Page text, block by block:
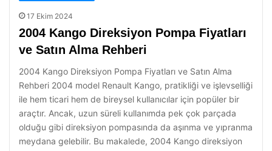
17 Ekim 2024
2004 Kango Direksiyon Pompa Fiyatları
ve Satın Alma Rehberi
2004 Kango Direksiyon Pompa Fiyatları ve Satın Alma
Rehberi 2004 model Renault Kango, pratikliği ve işlevselliği
ile hem ticari hem de bireysel kullanıcılar için popüler bir
araçtır. Ancak, uzun süreli kullanımda pek çok parçada
olduğu gibi direksiyon pompasında da aşınma ve yıpranma
meydana gelebilir. Bu makalede, 2004 Kango direksiyon